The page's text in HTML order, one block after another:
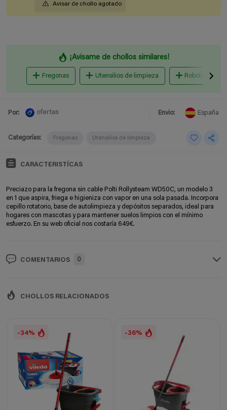
Avisar de chollo agotado
¡Avisame de chollos similares!
Fregonas Utensilios de limpieza Robots
Por: ofertas Envio: España
Categorías: Fregonas Utensilios de limpieza
CARACTERISTÍCAS
Preciazo para la fregona sin cable Polti Rollysteam WD50C, un modelo 3
en 1 que aspira, friega e higieniza con vapor en una sola pasada. Incorpora
cepillo rotatorio, base de autolimpieza y depósitos separados, ideal para
hogares con mascotas y para mantener suelos limpios con el mínimo
esfuerzo. En su web oficial nos costaría 649€.
COMENTARIOS 0
CHOLLOS RELACIONADOS
-34% -36%